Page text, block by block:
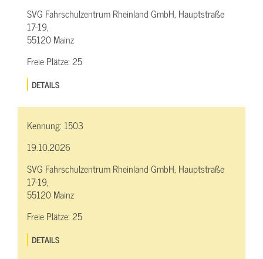
SVG Fahrschulzentrum Rheinland GmbH, Hauptstraße
17-19,
55120 Mainz
Freie Plätze:25
DETAILS
Kennung: 1503
19.10.2026
SVG Fahrschulzentrum Rheinland GmbH, Hauptstraße
17-19,
55120 Mainz
Freie Plätze:25
DETAILS